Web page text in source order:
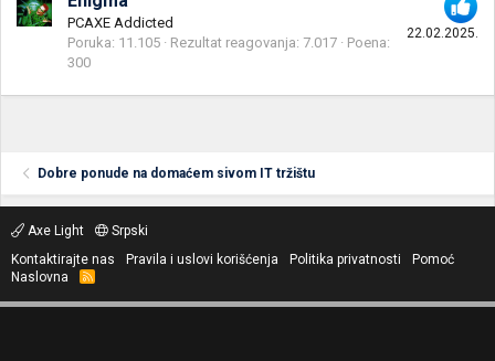
22.02.2025.
PCAXE Addicted
Poruka 11.105 Rezultat reagovanja 7.017
Poena
300
Dobre ponude na domaćem sivom IT tržištu
Axe Light
Srpski
Kontaktirajte nas
Pravila i uslovi korišćenja Politika privatnosti
Pomoć
Naslovna
R
S